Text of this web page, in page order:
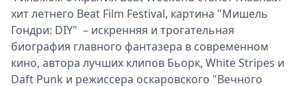
хит летнего Beat Film Festival, картина "Мишель
Гондри: DIY" – искренняя и трогательная
биография главного фантазера в современном
кино, автора лучших клипов Бьорк, White Stripes и
Daft Punk и режиссера оскаровского "Вечного